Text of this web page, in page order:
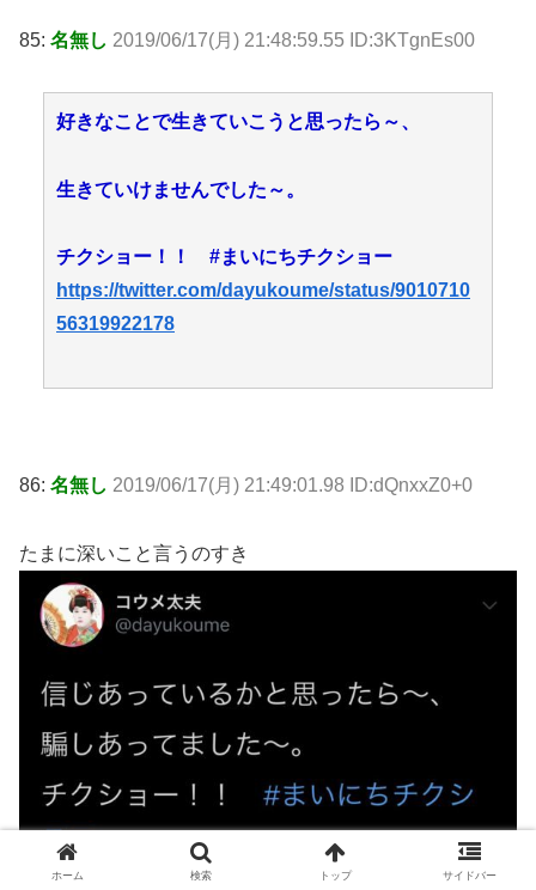
85: 名無し 2019/06/17(月) 21:48:59.55 ID:3KTgnEs00
好きなことで生きていこうと思ったら～、
生きていけませんでした～。
チクショー！！ #まいにちチクショー
https://twitter.com/dayukoume/status/9010710
56319922178
86: 名無し 2019/06/17(月) 21:49:01.98 ID:dQnxxZ0+0
たまに深いこと言うのすき
ホーム 検索 トップ サイドバー